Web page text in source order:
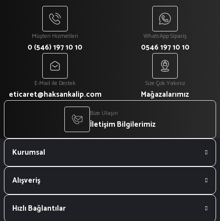
Müşteri Hizmetleri
0 (546) 197 10 10
WhatsApp Sipariş
0546 197 10 10
E-Mail ile Destek
eticaret@haksankalip.com
Size Çok Yakınız
Mağazalarımız
Bize Ulaşın
İletişim Bilgilerimiz
Kurumsal
Alışveriş
Hızlı Bağlantılar